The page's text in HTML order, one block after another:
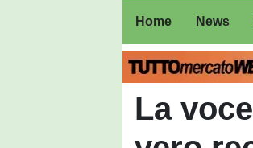
Home News
La